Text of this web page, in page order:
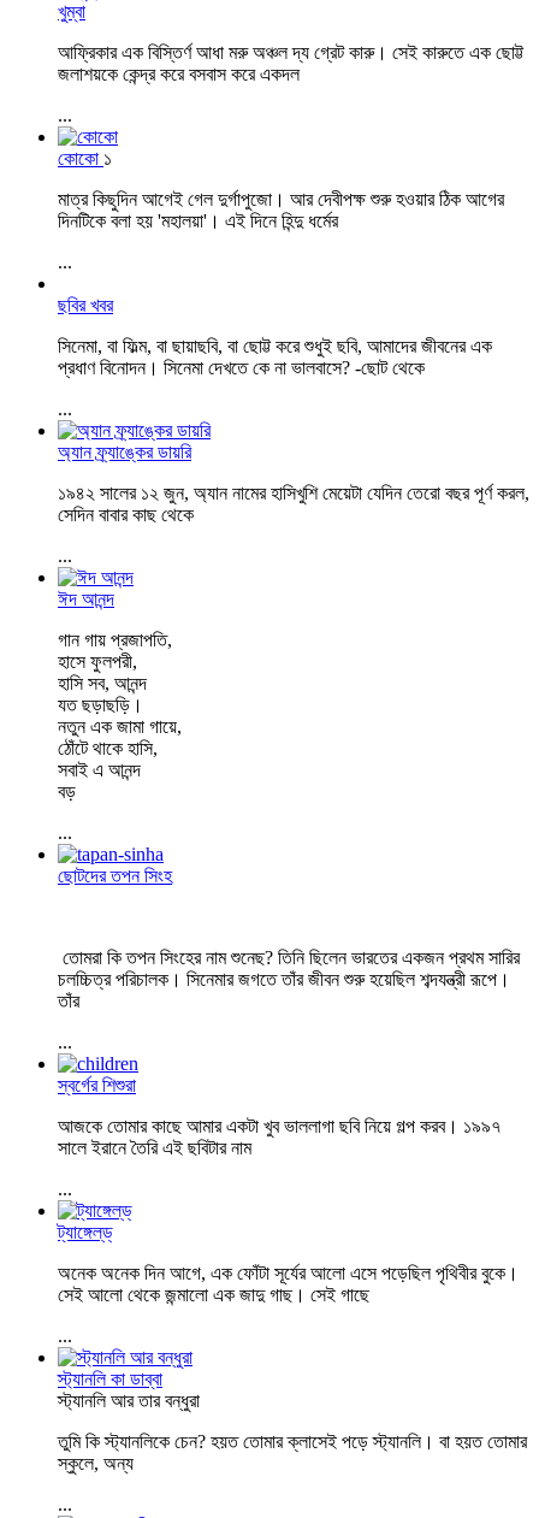
খুম্বা
আফ্রিকার এক বিস্তির্ণ আধা মরু অঞ্চল দ্য গ্রেট কারু। সেই কারুতে এক ছোট্ট
জলাশয়কে কেন্দ্র করে বসবাস করে একদল
...
কোকো ১
মাত্র কিছুদিন আগেই গেল দুর্গাপুজো। আর দেবীপক্ষ শুরু হওয়ার ঠিক আগের
দিনটিকে বলা হয় 'মহালয়া'। এই দিনে হিন্দু ধর্মের
...
ছবির খবর
সিনেমা, বা ফিল্ম, বা ছায়াছবি, বা ছোট্ট করে শুধুই ছবি, আমাদের জীবনের এক
প্রধাণ বিনোদন। সিনেমা দেখতে কে না ভালবাসে? -ছোট থেকে
...
অ্যান ফ্র্যাঙ্কের ডায়রি
১৯৪২ সালের ১২ জুন, অ্যান নামের হাসিখুশি মেয়েটা যেদিন তেরো বছর পূর্ণ করল,
সেদিন বাবার কাছ থেকে
...
ঈদ আনন্দ
গান গায় প্রজাপতি,
হাসে ফুলপরী,
হাসি সব, আনন্দ
যত ছড়াছড়ি।
নতুন এক জামা গায়ে,
ঠোঁটে থাকে হাসি,
সবাই এ আনন্দ
বড়
...
ছোটদের তপন সিংহ
তোমরা কি তপন সিংহের নাম শুনেছ? তিনি ছিলেন ভারতের একজন প্রথম সারির
চলচ্চিত্র পরিচালক। সিনেমার জগতে তাঁর জীবন শুরু হয়েছিল শব্দযন্ত্রী রূপে।
তাঁর
...
স্বর্গের শিশুরা
আজকে তোমার কাছে আমার একটা খুব ভাললাগা ছবি নিয়ে গল্প করব। ১৯৯৭
সালে ইরানে তৈরি এই ছবিটার নাম
...
ট্যাঙ্গেল্‌ড্‌
অনেক অনেক দিন আগে, এক ফোঁটা সূর্যের আলো এসে পড়েছিল পৃথিবীর বুকে।
সেই আলো থেকে জন্মালো এক জাদু গাছ। সেই গাছে
...
স্ট্যানলি কা ডাব্বা
স্ট্যানলি আর তার বন্ধুরা
তুমি কি স্ট্যানলিকে চেন? হয়ত তোমার ক্লাসেই পড়ে স্ট্যানলি। বা হয়ত তোমার
স্কুলে, অন্য
...